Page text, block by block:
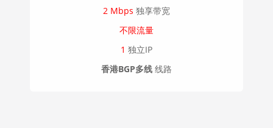
2 Mbps 独享带宽
不限流量
1 独立IP
香港BGP多线 线路